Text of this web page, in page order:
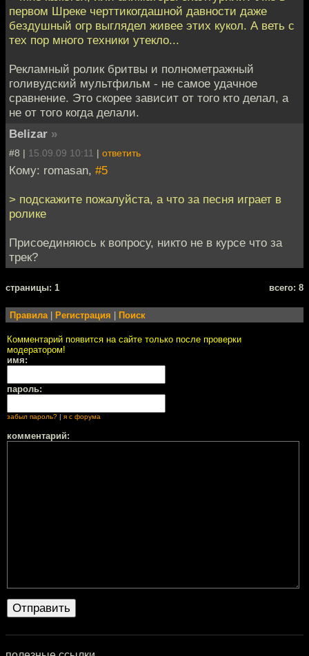
первом Шреке черттикогдашной давности даже
бездушный огр выглядел живее этих кукол. А веть с
тех пор много техники утекло...
Рекламный ролик бритвы и полнометражный
голивудский мультфильм - не самое удачное
сравнение. Это скорее зависит от того кто делал, а
не от того когда делали.
Belizar »
#8 | 15.09.09 10:11 | ответить
Кому: romasan, #5
> подскажите пожалуйста, а что за песня играет в
ролике
Присоединяюсь к вопросу, никто не в курсе что за
трек?
cтраницы: 1 всего: 8
Правила Регистрация Поиск
Комментарий появится на сайте только после проверки
модератором!
имя:
пароль:
забыл пароль? | я с форума
комментарий: